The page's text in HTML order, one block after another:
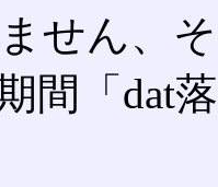
せん、
間「dat